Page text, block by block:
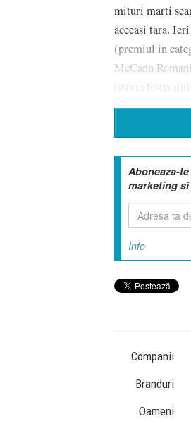
mituri marti
aceeasi tara.
(premiul in
McCann
istoria
Aboneaza-
marketing
Info
Companii
Branduri
Oameni